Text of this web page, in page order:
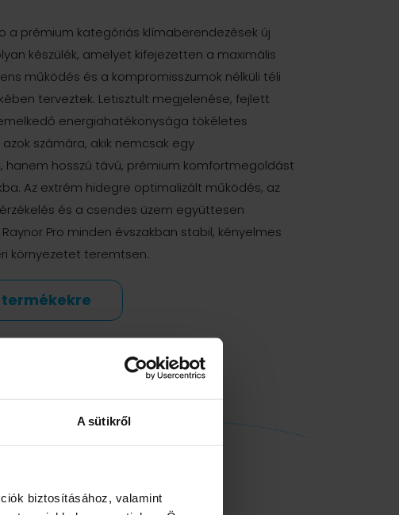
A sütikről
biztosításához, valamint
a prémium kategóriás klímaberendezések új
készülék, amelyet kifejezetten a maximális
működés és a kompromisszumok nélküli téli
terveztek. Letisztult megjelenése, fejlett
energiahatékonysága tökéletes
számára, akik nemcsak egy
hanem hosszú távú, prémium komfortmegoldást
Az extrém hidegre optimalizált működés, az
és a csendes üzem együttesen
Pro minden évszakban stabil, kényelmes
környezetet teremtsen.